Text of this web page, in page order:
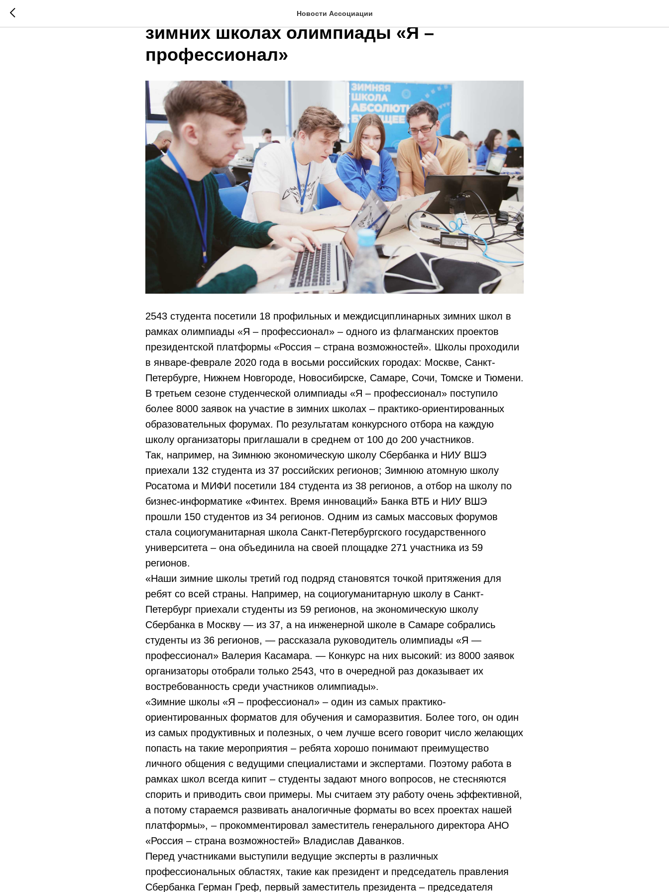
Новости Ассоциации
Более 2500 студентов приняли участие в
зимних школах олимпиады «Я –
профессионал»
2543 студента посетили 18 профильных и междисциплинарных зимних школ в
рамках олимпиады «Я – профессионал» – одного из флагманских проектов
президентской платформы «Россия – страна возможностей». Школы проходили
в январе-феврале 2020 года в восьми российских городах: Москве, Санкт-
Петербурге, Нижнем Новгороде, Новосибирске, Самаре, Сочи, Томске и Тюмени.
В третьем сезоне студенческой олимпиады «Я – профессионал» поступило
более 8000 заявок на участие в зимних школах – практико-ориентированных
образовательных форумах. По результатам конкурсного отбора на каждую
школу организаторы приглашали в среднем от 100 до 200 участников.
Так, например, на Зимнюю экономическую школу Сбербанка и НИУ ВШЭ
приехали 132 студента из 37 российских регионов; Зимнюю атомную школу
Росатома и МИФИ посетили 184 студента из 38 регионов, а отбор на школу по
бизнес-информатике «Финтех. Время инноваций» Банка ВТБ и НИУ ВШЭ
прошли 150 студентов из 34 регионов. Одним из самых массовых форумов
стала социогуманитарная школа Санкт-Петербургского государственного
университета – она объединила на своей площадке 271 участника из 59
регионов.
«Наши зимние школы третий год подряд становятся точкой притяжения для
ребят со всей страны. Например, на социогуманитарную школу в Санкт-
Петербург приехали студенты из 59 регионов, на экономическую школу
Сбербанка в Москву — из 37, а на инженерной школе в Самаре собрались
студенты из 36 регионов, — рассказала руководитель олимпиады «Я —
профессионал» Валерия Касамара. — Конкурс на них высокий: из 8000 заявок
организаторы отобрали только 2543, что в очередной раз доказывает их
востребованность среди участников олимпиады».
«Зимние школы «Я – профессионал» – один из самых практико-
ориентированных форматов для обучения и саморазвития. Более того, он один
из самых продуктивных и полезных, о чем лучше всего говорит число желающих
попасть на такие мероприятия – ребята хорошо понимают преимущество
личного общения с ведущими специалистами и экспертами. Поэтому работа в
рамках школ всегда кипит – студенты задают много вопросов, не стесняются
спорить и приводить свои примеры. Мы считаем эту работу очень эффективной,
а потому стараемся развивать аналогичные форматы во всех проектах нашей
платформы», – прокомментировал заместитель генерального директора АНО
«Россия – страна возможностей» Владислав Даванков.
Перед участниками выступили ведущие эксперты в различных
профессиональных областях, такие как президент и председатель правления
Сбербанка Герман Греф, первый заместитель президента – председателя